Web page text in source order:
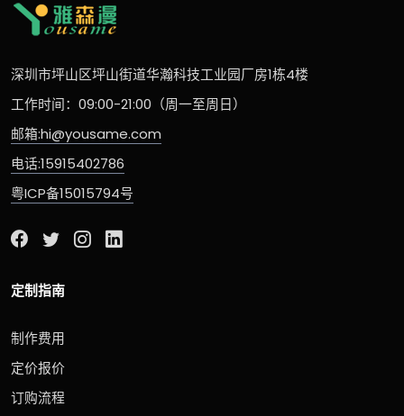
深圳市坪山区坪山街道华瀚科技工业园厂房1栋4楼
工作时间：09:00-21:00（周一至周日）
邮箱:hi@yousame.com
电话:15915402786
粤ICP备15015794号
定制指南
制作费用
定价报价
订购流程